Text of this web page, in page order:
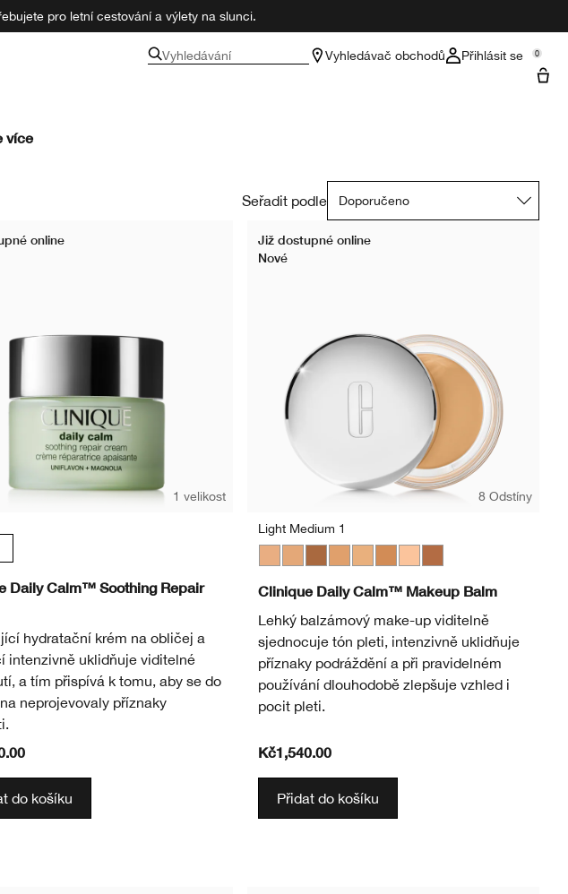
pro letní cestování a výlety na slunci.
Vyhledávání Vyhledávač obchodů Přihlásit se 0
více
Seřadit podle
online
1 velikost
Daily Calm™ Soothing Repair
hydratační krém na obličej a
intenzivně uklidňuje viditelné
a tím přispívá k tomu, aby se do
neprojevovaly příznaky
do košíku
Již dostupné online
Nové
8 Odstíny
Light Medium 1
Clinique Daily Calm™ Makeup Balm
Lehký balzámový make-up viditelně
sjednocuje tón pleti, intenzivně uklidňuje
příznaky podráždění a při pravidelném
používání dlouhodobě zlepšuje vzhled i
pocit pleti.
Kč1,540.00
Přidat do košíku